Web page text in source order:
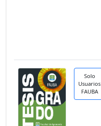
Solo
Usuarios
FAUBA